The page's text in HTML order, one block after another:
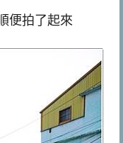
便拍了起來